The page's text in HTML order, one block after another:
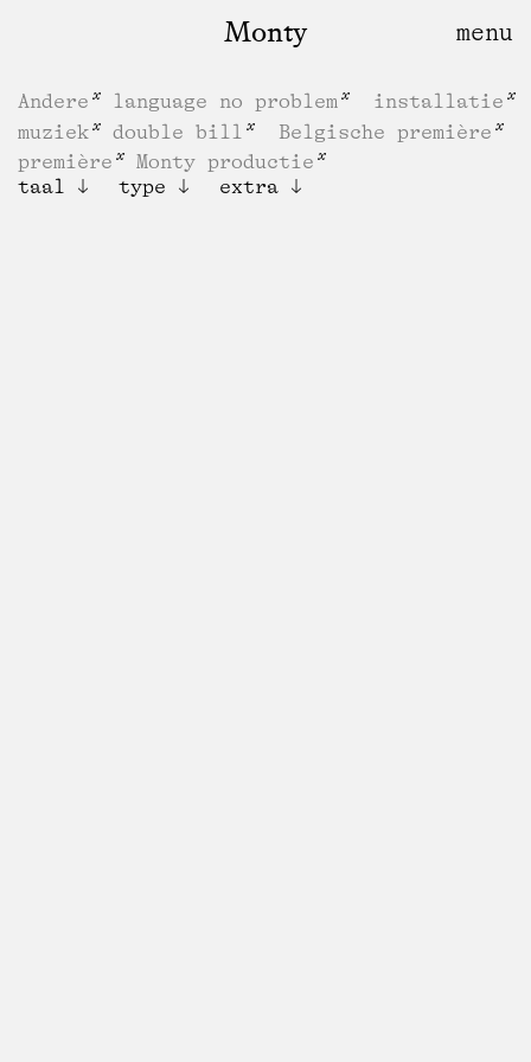
Monty
Andere language no problem
installatie
muziek
double bill
Belgische première
première
Monty productie
taal
type extra